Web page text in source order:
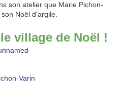
son atelier que Marie Pichon-
Noël d'argile.
village de Noël !
Varin